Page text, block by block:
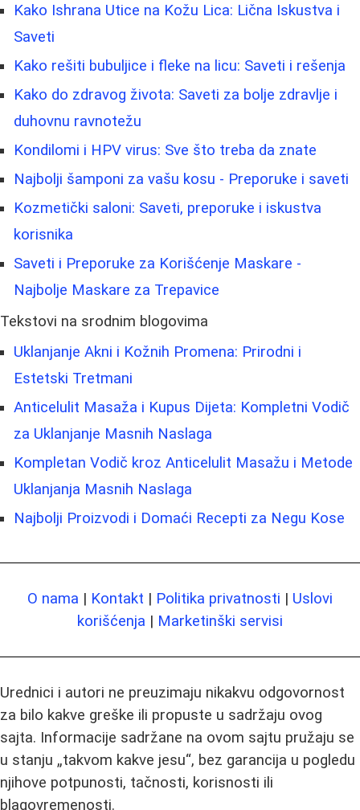
Kako Ishrana Utice na Kožu Lica: Lična Iskustva i
Saveti
Kako rešiti bubuljice i fleke na licu: Saveti i rešenja
Kako do zdravog života: Saveti za bolje zdravlje i
duhovnu ravnotežu
Kondilomi i HPV virus: Sve što treba da znate
Najbolji šamponi za vašu kosu - Preporuke i saveti
Kozmetički saloni: Saveti, preporuke i iskustva
korisnika
Saveti i Preporuke za Korišćenje Maskare -
Najbolje Maskare za Trepavice
Tekstovi na srodnim blogovima
Uklanjanje Akni i Kožnih Promena: Prirodni i
Estetski Tretmani
Anticelulit Masaža i Kupus Dijeta: Kompletni Vodič
za Uklanjanje Masnih Naslaga
Kompletan Vodič kroz Anticelulit Masažu i Metode
Uklanjanja Masnih Naslaga
Najbolji Proizvodi i Domaći Recepti za Negu Kose
O nama | Kontakt | Politika privatnosti | Uslovi
korišćenja | Marketinški servisi
Urednici i autori ne preuzimaju nikakvu odgovornost
za bilo kakve greške ili propuste u sadržaju ovog
sajta. Informacije sadržane na ovom sajtu pružaju se
u stanju „takvom kakve jesu“, bez garancija u pogledu
njihove potpunosti, tačnosti, korisnosti ili
blagovremenosti.